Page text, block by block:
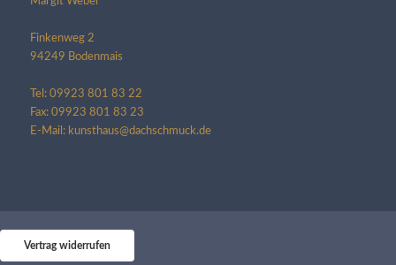
Finkenweg 2
94249 Bodenmais
Tel: 09923 801 83 22
Fax: 09923 801 83 23
E-Mail: kunsthaus@dachschmuck.de
Vertrag widerrufen